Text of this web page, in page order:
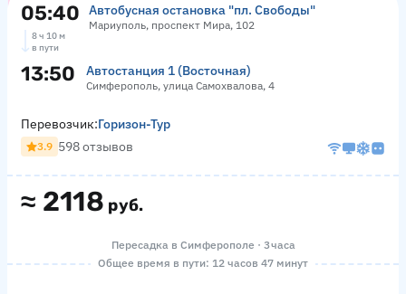
05:40 Автобусная остановка "пл. Свободы"
Мариуполь, проспект Мира, 102
8 ч 10 м
в пути
13:50 Автостанция 1 (Восточная)
Симферополь, улица Самохвалова, 4
≈ 2118 руб.
Перевозчик:Горизон-Тур
3.9 598 отзывов
Пересадка в Симферополе · 3 часа
Общее время в пути: 12 часов 47 минут